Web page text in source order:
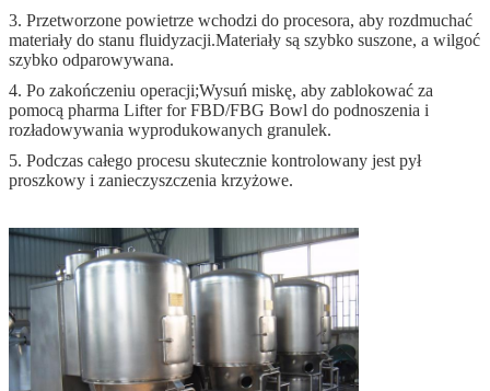
3. Przetworzone powietrze wchodzi do procesora, aby rozdmuchać
materiały do ​​stanu fluidyzacji.Materiały są szybko suszone, a wilgoć
szybko odparowywana.
4. Po zakończeniu operacji;Wysuń miskę, aby zablokować za
pomocą pharma Lifter for FBD/FBG Bowl do podnoszenia i
rozładowywania wyprodukowanych granulek.
5. Podczas całego procesu skutecznie kontrolowany jest pył
proszkowy i zanieczyszczenia krzyżowe.